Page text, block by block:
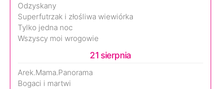
Odzyskany
Superfutrzak i złośliwa wiewiórka
Tylko jedna noc
Wszyscy moi wrogowie
21 sierpnia
Arek.Mama.Panorama
Bogaci i martwi